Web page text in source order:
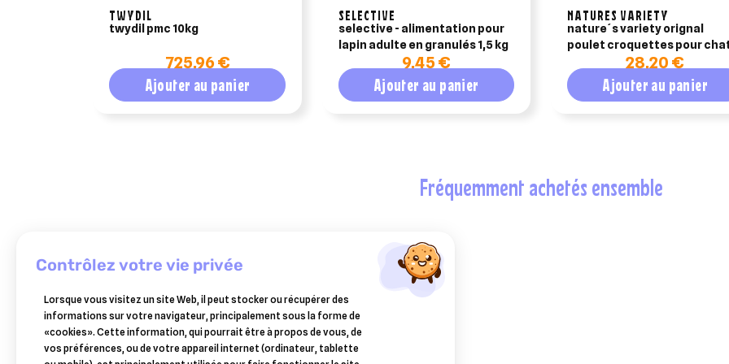
TWYDIL
twydil pmc 10kg
725,96 €
Ajouter au panier
SELECTIVE
selective - alimentation pour
lapin adulte en granulés 1,5 kg
9,45 €
Ajouter au panier
NATURES VARIETY
nature´s variety orignal
poulet croquettes pour
adulte 3kg28,20 €
Ajouter au panier
fréquemment achetés ensemble
vit'i
bleu
chat
33,32 €
SANTE
ANIMALE
milbeguard
duo
chats
8,99 €
contrôlez votre vie privée
Lorsque vous visitez un site Web, il peut stocker ou récupérer des
informations sur votre navigateur, principalement sous la forme de
«cookies». Cette information, qui pourrait être à propos de vous, de
vos préférences, ou de votre appareil internet (ordinateur, tablette